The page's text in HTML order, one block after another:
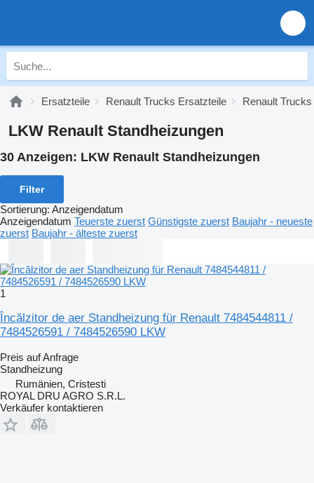
Ersatzteile Renault Trucks Ersatzteile Renault
LKW Renault Standheizungen
30 Anzeigen: LKW Renault Standheizungen
Filter
Sortierung: Anzeigendatum
Anzeigendatum Teuerste zuerst Günstigste zuerst Baujahr - neueste
zuerst Baujahr - älteste zuerst
1
Încălzitor de aer Standheizung für Renault 7484544811 /
7484526591 / 7484526590 LKW
Preis auf Anfrage
Standheizung
Rumänien, Cristesti
ROYAL DRU AGRO S.R.L.
Verkäufer kontaktieren